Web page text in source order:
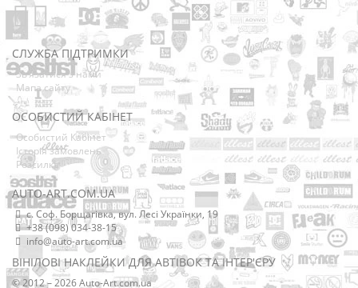
СЛУЖБА ПІДТРИМКИ
Зв’язатися з нами
Мапа сайту
ОСОБИСТИЙ КАБІНЕТ
Особистий Кабінет
Історія замовлень
Розсилка
AUTO-ART.COM.UA
с. Соф. Борщагівка, вул. Лесі Українки, 19
+38 (098) 034-38-15
info@auto-art.com.ua
ВІНІЛОВІ НАКЛЕЙКИ ДЛЯ АВТІВОК ТА ІНТЕР'ЄРУ
© 2012 – 2026 Auto-Art.com.ua